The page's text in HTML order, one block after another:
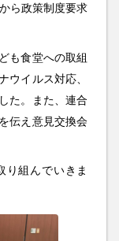
ら政策制度要求
も食堂への取組
ウイルス対応、
た。また、連合
伝え意見交換会
り組んでいきま